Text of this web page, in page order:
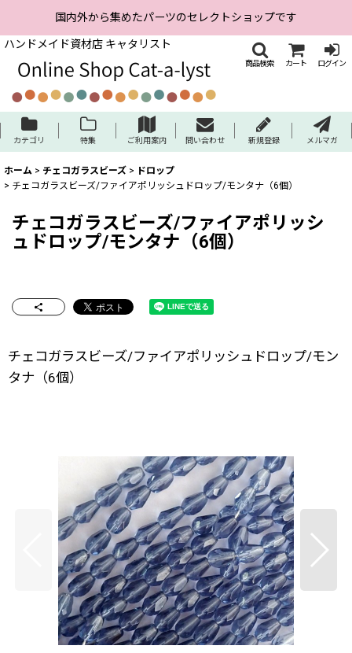
国内外から集めたパーツのセレクトショップです
ハンドメイド資材店 キャタリスト
商品検索 カート ログイン
カテゴリ 特集 ご利用案内 問い合わせ 新規登録 メルマガ
ホーム > チェコガラスビーズ >
ドロップ
> チェコガラスビーズ/ファイアポリッシュドロップ/モンタナ（6個）
チェコガラスビーズ/ファイアポリッシ
ュドロップ/モンタナ（6個）
チェコガラスビーズ/ファイアポリッシュドロップ/モン
タナ（6個）